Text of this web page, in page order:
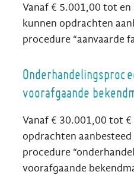
Vanaf € 5.001,00 tot
kunnen opdrachten
procedure “aanvaarde
voorafgaande
Vanaf € 30.001,00 tot
opdrachten
procedure
voorafgaande